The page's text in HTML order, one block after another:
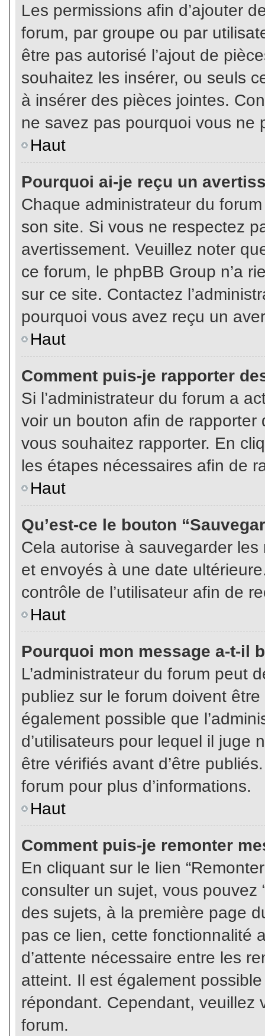
Les permissions afin d’ajouter
forum, par groupe ou par
être pas autorisé l’ajout de
souhaitez les insérer, ou seuls
à insérer des pièces jointes.
ne savez pas pourquoi vous ne
Haut
Pourquoi ai-je reçu un
Chaque administrateur du
son site. Si vous ne respectez
avertissement. Veuillez noter
ce forum, le phpBB Group n’a
sur ce site. Contactez
pourquoi vous avez reçu un
Haut
Comment puis-je rapporter
Si l’administrateur du forum a
voir un bouton afin de
vous souhaitez rapporter. En
les étapes nécessaires afin de
Haut
Qu’est-ce le bouton
Cela autorise à sauvegarder
et envoyés à une date
contrôle de l’utilisateur afin de
Haut
Pourquoi mon message a-t-il
L’administrateur du forum peut
publiez sur le forum doivent
également possible que
d’utilisateurs pour lequel il juge
être vérifiés avant d’être
forum pour plus d’informations.
Haut
Comment puis-je remonter
En cliquant sur le lien
consulter un sujet, vous pouvez
des sujets, à la première page
pas ce lien, cette fonctionnalité
d’attente nécessaire entre les
atteint. Il est également
répondant. Cependant, veuillez
forum.